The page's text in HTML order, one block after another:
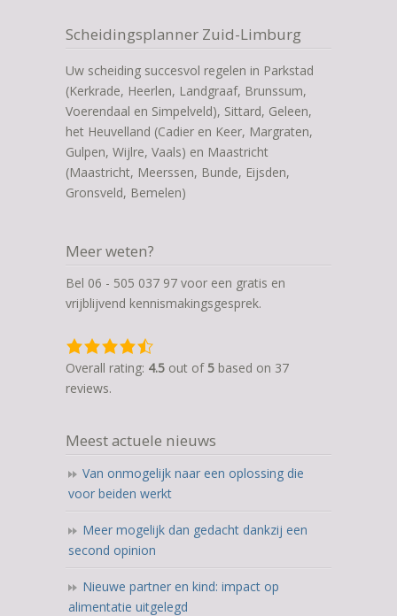
Scheidingsplanner Zuid-Limburg
Uw scheiding succesvol regelen in Parkstad
(Kerkrade, Heerlen, Landgraaf, Brunssum,
Voerendaal en Simpelveld), Sittard, Geleen,
het Heuvelland (Cadier en Keer, Margraten,
Gulpen, Wijlre, Vaals) en Maastricht
(Maastricht, Meerssen, Bunde, Eijsden,
Gronsveld, Bemelen)
Meer weten?
Bel 06 - 505 037 97 voor een gratis en
vrijblijvend kennismakingsgesprek.
4,5
rating
based
ratings
Overall rating: 4.5 out of 5 based on 37
reviews.
Meest actuele nieuws
Van onmogelijk naar een oplossing die
voor beiden werkt
Meer mogelijk dan gedacht dankzij een
second opinion
Nieuwe partner en kind: impact op
alimentatie uitgelegd